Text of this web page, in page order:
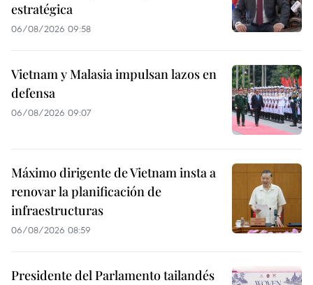
estratégica
06/08/2026 09:58
Vietnam y Malasia impulsan lazos en
defensa
06/08/2026 09:07
Máximo dirigente de Vietnam insta a
renovar la planificación de
infraestructuras
06/08/2026 08:59
Presidente del Parlamento tailandés